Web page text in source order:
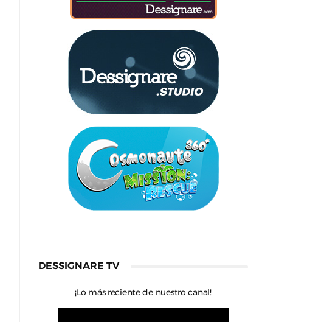
DESSIGNARE TV
¡Lo más reciente de nuestro canal!